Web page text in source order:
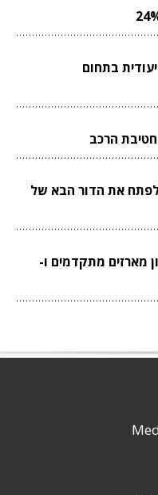
בתחום
הרכב
לפתח את הדור הבא של
מארזים מתקדמים ו-